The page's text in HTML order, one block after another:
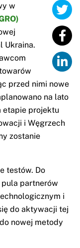
w
Ukraina.
przed nimi nowe
na lato
etapie projektu
i Węgrzech
zostanie
testów. Do
pula partnerów
i
do aktywacji tej
nowej metody